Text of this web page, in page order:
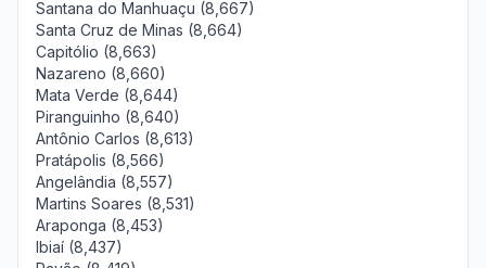
Santana do Manhuaçu (8,667)
Santa Cruz de Minas (8,664)
Capitólio (8,663)
Nazareno (8,660)
Mata Verde (8,644)
Piranguinho (8,640)
Antônio Carlos (8,613)
Pratápolis (8,566)
Angelândia (8,557)
Martins Soares (8,531)
Araponga (8,453)
Ibiaí (8,437)